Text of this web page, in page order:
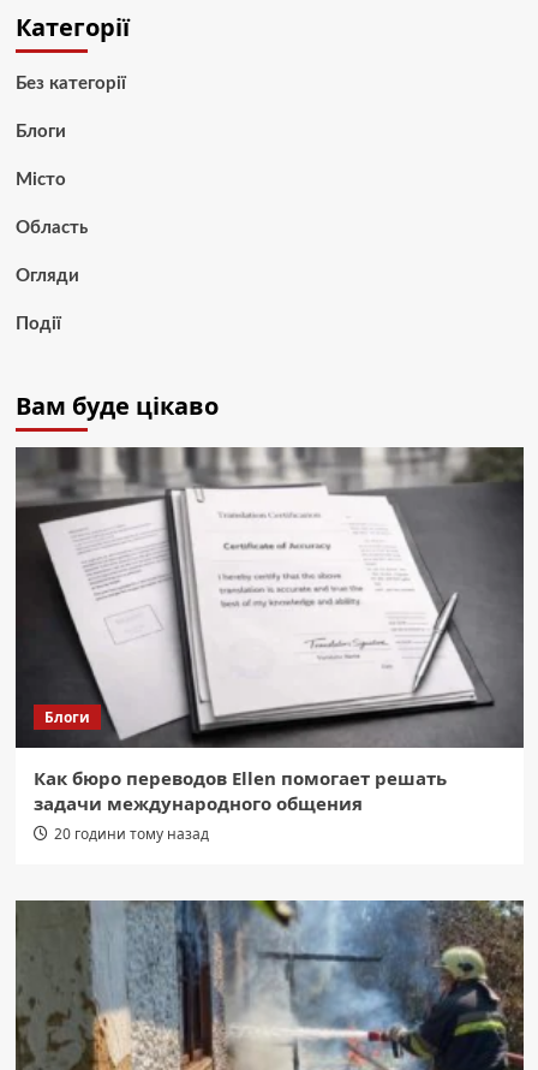
Категорії
Без категорії
Блоги
Місто
Область
Огляди
Події
Вам буде цікаво
Блоги
Как бюро переводов Ellen помогает решать
задачи международного общения
20 години тому назад